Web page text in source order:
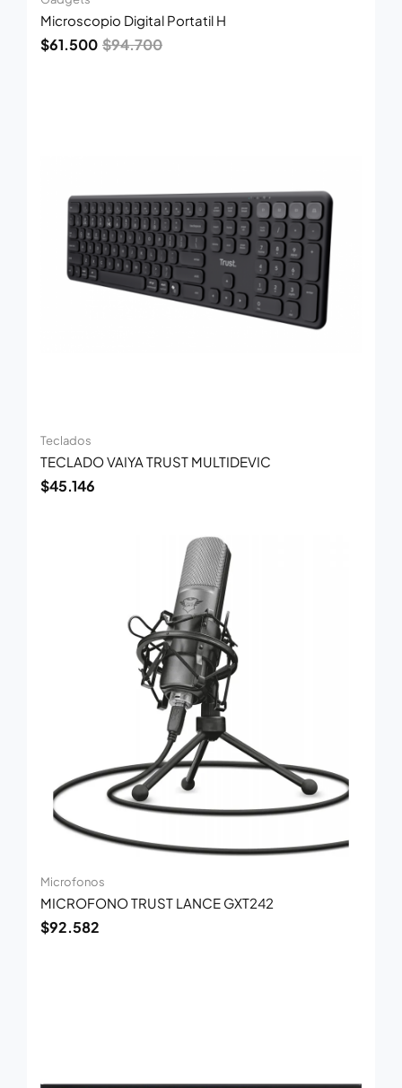
Microscopio Digital Portatil H
$94.700
$61.500
Teclados
TECLADO VAIYA TRUST MULTIDEVIC
$45.146
Microfonos
MICROFONO TRUST LANCE GXT242
$92.582